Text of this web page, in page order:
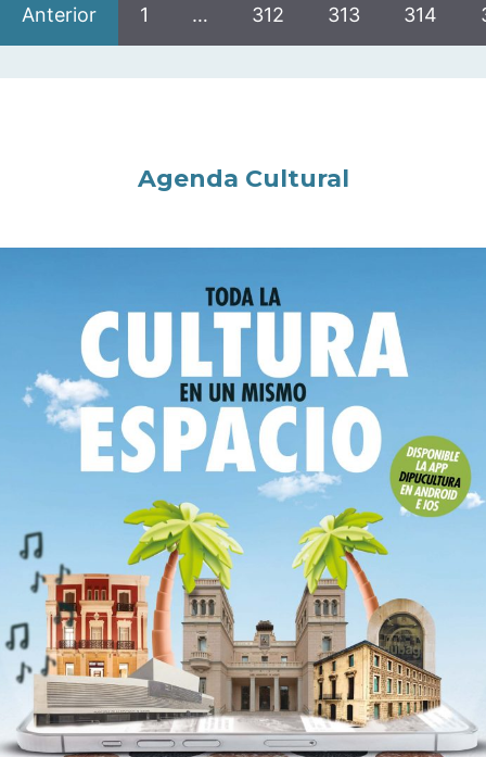
Anterior 1 … 312 313 314
Agenda Cultural